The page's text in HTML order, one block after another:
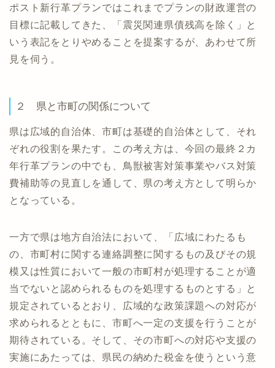
ポスト新行革プランではこれまでプランの財政運営の
目標に記載してきた、「震災関連県債残高を除く」と
いう表記をとりやめることを提案するが、あわせて所
見を伺う。
２ 県と市町の関係について
県は広域的自治体、市町は基礎的自治体として、それ
ぞれの役割を果たす。この考え方は、今回の最終２カ
年行革プランの中でも、鳥獣被害対策事業やバス対策
費補助等の見直しを通して、県の考え方として明らか
となっている。
一方で県は地方自治法において、「広域にわたるも
の、市町村に関する連絡調整に関するもの及びその規
模又は性質において一般の市町村が処理することが適
当でないと認められるものを処理するものとする」と
規定されているとおり、広域的な政策課題への対応が
求められるとともに、市町へ一定の支援を行うことが
期待されている。そして、その市町への対応や支援の
実施にあたっては、県民の納めた税金を使うという意